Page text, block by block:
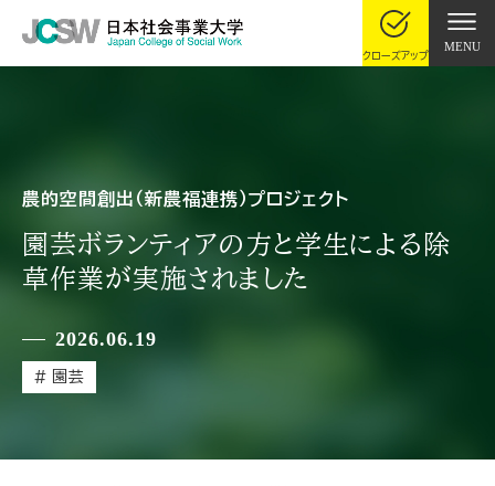
クローズアップ
MENU
農的空間創出（新農福連携）プロジェクト
園芸ボランティアの方と学生による除
草作業が実施されました
2026.06.19
園芸